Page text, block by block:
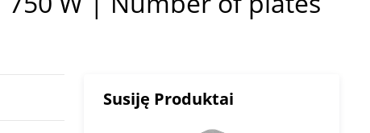
Susiję Produktai